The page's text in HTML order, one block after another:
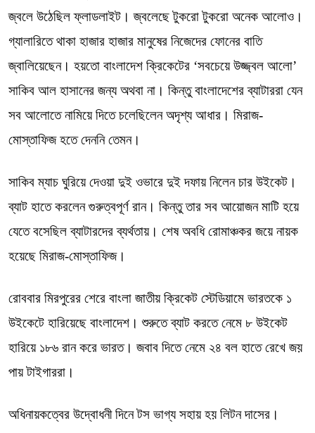
জ্বলে উঠেছিল ফ্লাডলাইট। জ্বলেছে টুকরো টুকরো অনেক আলোও।
গ্যালারিতে থাকা হাজার হাজার মানুষের নিজেদের ফোনের বাতি
জ্বালিয়েছেন। হয়তো বাংলাদেশ ক্রিকেটের ‘সবচেয়ে উজ্জ্বল আলো’
সাকিব আল হাসানের জন্য অথবা না। কিন্তু বাংলাদেশের ব্যাটাররা যেন
সব আলোতে নামিয়ে দিতে চলেছিলেন অদৃশ্য আধার। মিরাজ-
মোস্তাফিজ হতে দেননি তেমন।
সাকিব ম্যাচ ঘুরিয়ে দেওয়া দুই ওভারে দুই দফায় নিলেন চার উইকেট।
ব্যাট হাতে করলেন গুরুত্বপূর্ণ রান। কিন্তু তার সব আয়োজন মাটি হয়ে
যেতে বসেছিল ব্যাটারদের ব্যর্থতায়। শেষ অবধি রোমাঞ্চকর জয়ে নায়ক
হয়েছে মিরাজ-মোস্তাফিজ।
রোববার মিরপুরের শেরে বাংলা জাতীয় ক্রিকেট স্টেডিয়ামে ভারতকে ১
উইকেটে হারিয়েছে বাংলাদেশ। শুরুতে ব্যাট করতে নেমে ৮ উইকেট
হারিয়ে ১৮৬ রান করে ভারত। জবাব দিতে নেমে ২৪ বল হাতে রেখে জয়
পায় টাইগাররা।
অধিনায়কত্বের উদ্বোধনী দিনে টস ভাগ্য সহায় হয় লিটন দাসের।